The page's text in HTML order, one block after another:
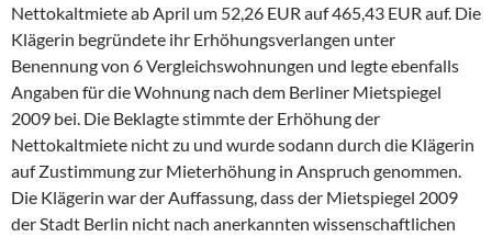
Nettokaltmiete ab April um 52,26 EUR auf 465,43 EUR auf. Die
Klägerin begründete ihr Erhöhungsverlangen unter
Benennung von 6 Vergleichswohnungen und legte ebenfalls
Angaben für die Wohnung nach dem Berliner Mietspiegel
2009 bei. Die Beklagte stimmte der Erhöhung der
Nettokaltmiete nicht zu und wurde sodann durch die Klägerin
auf Zustimmung zur Mieterhöhung in Anspruch genommen.
Die Klägerin war der Auffassung, dass der Mietspiegel 2009
der Stadt Berlin nicht nach anerkannten wissenschaftlichen